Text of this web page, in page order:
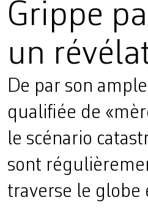
Grippe
un
De par son
qualifiée de
le scénario
sont
traverse le globe